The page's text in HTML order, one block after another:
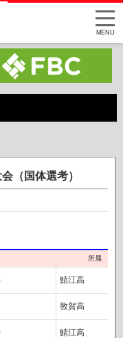
MENU
（国体選考）
所属
鯖江高
敦賀高
鯖江高